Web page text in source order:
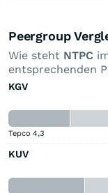
Peergroup
Wie steht NTPC
entsprechenden
KGV
Tepco 4,3
KUV